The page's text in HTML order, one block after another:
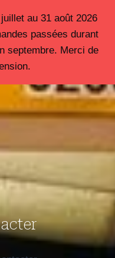
au 31 août 2026
passées durant
septembre. Merci de